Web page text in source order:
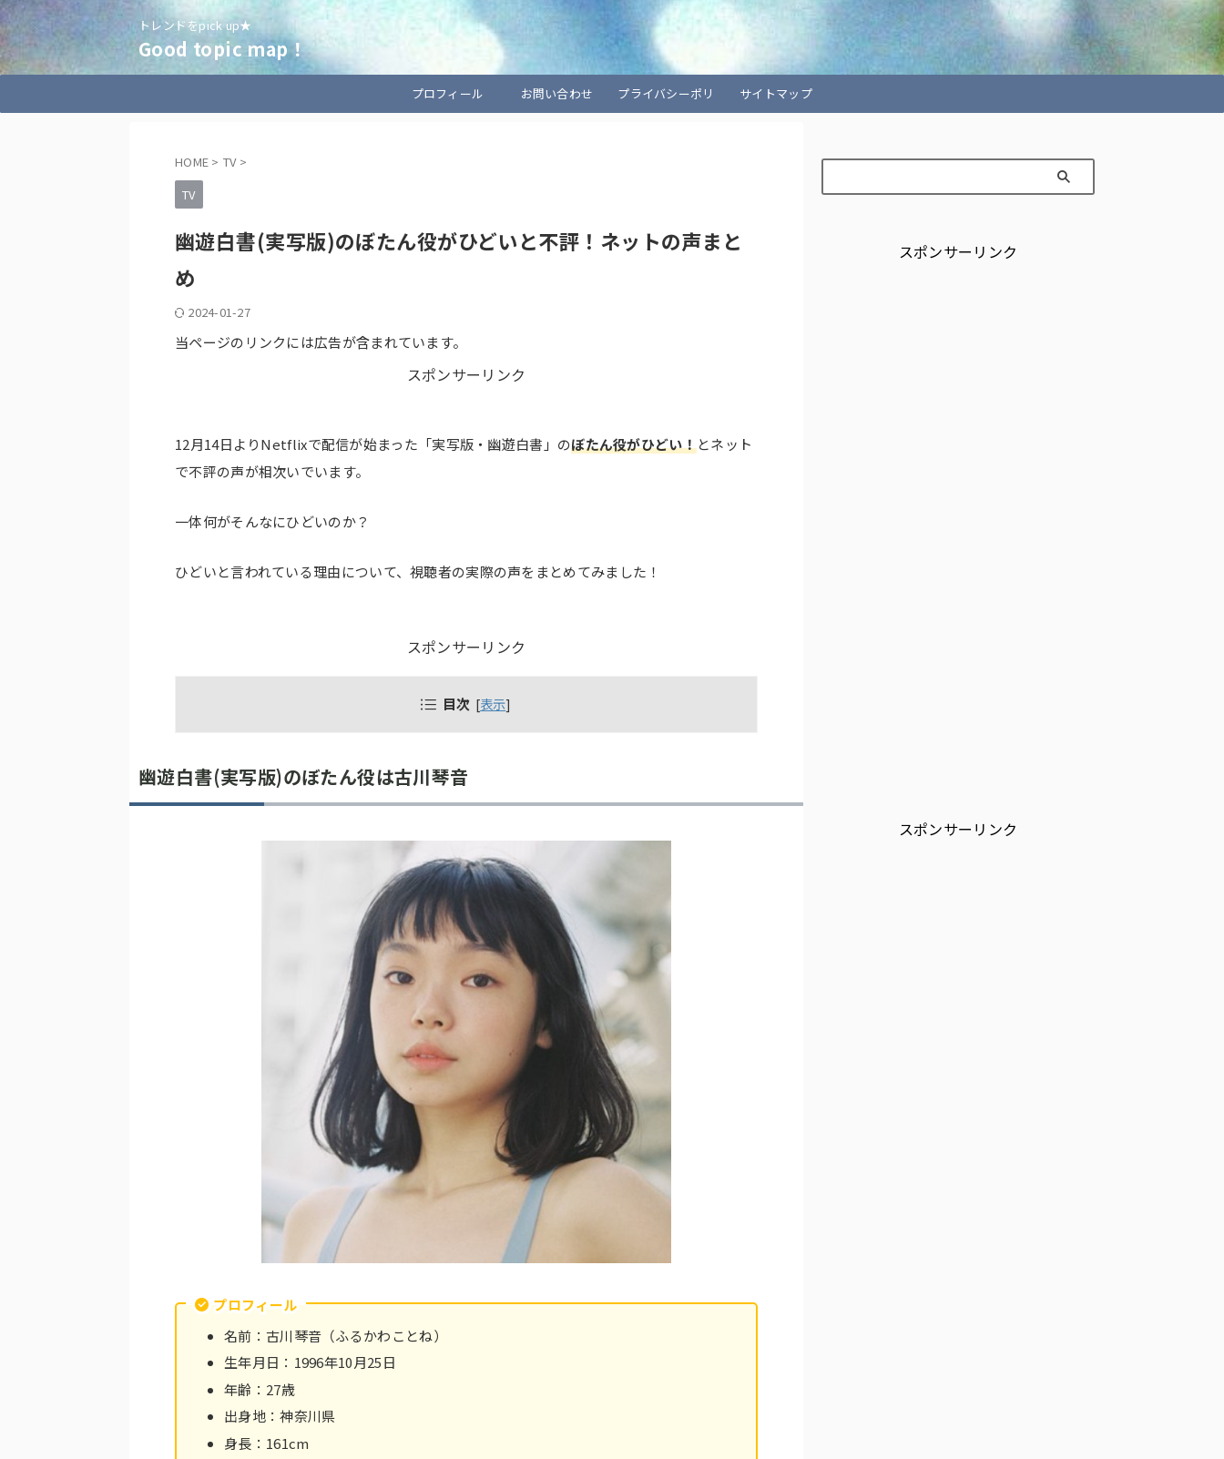
トレンドをpick up★
Good topic map！
プロフィール お問い合わせ プライバシーポリ サイトマップ
HOME > TV >
TV
幽遊白書(実写版)のぼたん役がひどいと不評！ネットの声まと
め
2024-01-27
当ページのリンクには広告が含まれています。
スポンサーリンク
12月14日よりNetflixで配信が始まった「実写版・幽遊白書」のぼたん役がひどい！とネット
で不評の声が相次いでいます。
一体何がそんなにひどいのか？
ひどいと言われている理由について、視聴者の実際の声をまとめてみました！
スポンサーリンク
目次 [表示]
幽遊白書(実写版)のぼたん役は古川琴音
プロフィール
名前：古川琴音（ふるかわことね）
生年月日：1996年10月25日
年齢：27歳
出身地：神奈川県
身長：161cm
スポンサーリンク
スポンサーリンク